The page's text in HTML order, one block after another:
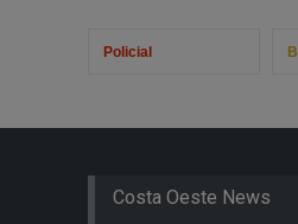
Policial
Costa Oeste News